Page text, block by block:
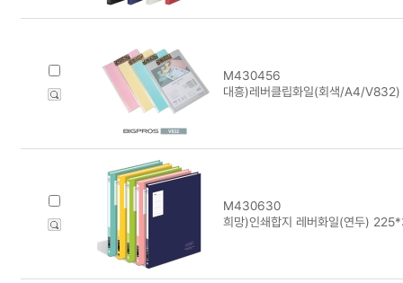
M430456
대흥)레버클립화일(회색/A4/V832)
M430630
희망)인쇄합지 레버화일(연두)